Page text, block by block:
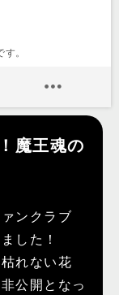
。
魔王魂の
ンクラブ
した！
れない花
公開となっ